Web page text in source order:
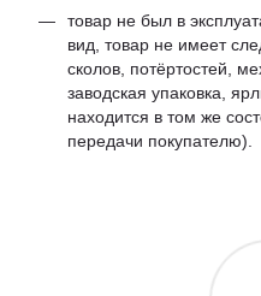
товар не был в
вид, товар не имеет
сколов, потёртостей,
заводская упаковка,
находится в том же
передачи покупателю).